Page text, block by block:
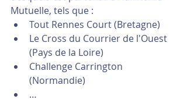
Mutuelle, tels que :
Tout Rennes Court (Bretagne)
Le Cross du Courrier de l'Ouest
(Pays de la Loire)
Challenge Carrington
(Normandie)
…